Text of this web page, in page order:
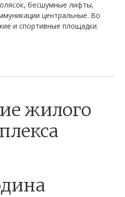
бесшумные лифты,
центральные. Во
и спортивные площадки.
жилого